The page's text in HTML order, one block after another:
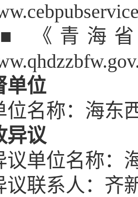
■ 《青海
单位
位名称：海东
异议
议单位名称：
议联系人：齐